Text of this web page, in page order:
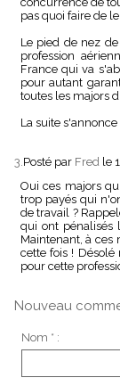
pas quoi faire de
Le pied de nez
profession
France qui va
pour autant
toutes les majors
La suite
3. Posté par Fred le
Oui ces majors
trop payés qui
de travail ?
qui ont pénalisés
Maintenant, à ces
cette fois !
pour cette
Nouveau
Nom * :